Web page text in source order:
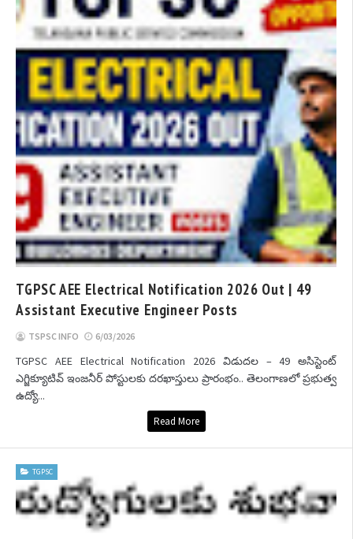
TGPSC AEE Electrical Notification 2026 Out | 49
Assistant Executive Engineer Posts
TSPSC INFO 6/03/2026
TGPSC AEE Electrical Notification 2026 విడుదల – 49 అసిస్టెంట్
ఎగ్జిక్యూటివ్ ఇంజనీర్ పోస్టులకు దరఖాస్తులు ప్రారంభం.. తెలంగాణలో ప్రభుత్వ
ఉద్యో...
Read More
TGPSC